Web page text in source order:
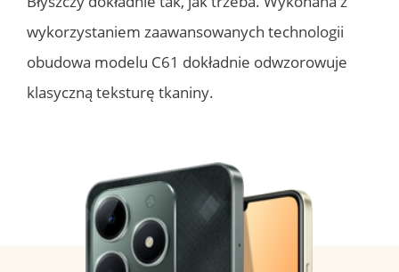
wykorzystaniem zaawansowanych technologii
obudowa modelu C61 dokładnie odwzorowuje
klasyczną teksturę tkaniny.